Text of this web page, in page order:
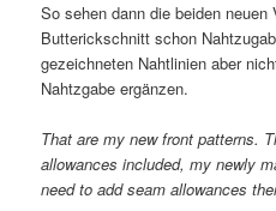
So sehen dann die beiden neuen
Butterickschnitt schon
gezeichneten Nahtlinien aber
Nahtzgabe ergänzen.
That are my new front patterns.
allowances included, my newly
need to add seam allowances